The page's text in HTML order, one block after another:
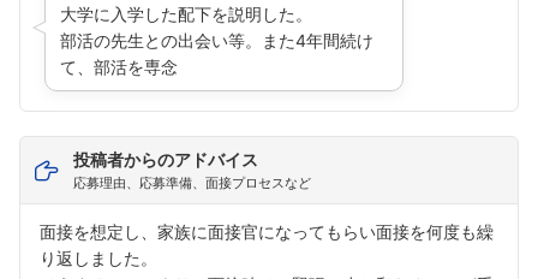
大学に入学した配下を説明した。
部活の先生との出会い等。また4年間続け
て、部活を専念
投稿者からのアドバイス
応募理由、応募準備、面接プロセスなど
面接を想定し、家族に面接官になってもらい面接を何度も繰
り返しました。